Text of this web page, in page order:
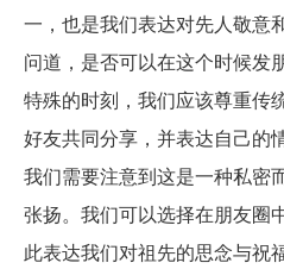
一，也是我们表达对先人敬意
问道，是否可以在这个时候发
特殊的时刻，我们应该尊重传
好友共同分享，并表达自己的
我们需要注意到这是一种私密
张扬。我们可以选择在朋友圈
此表达我们对祖先的思念与祝